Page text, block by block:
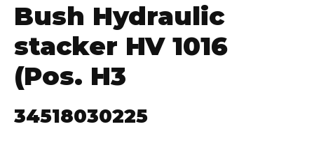
Bush Hydraulic
stacker HV 1016
(Pos. H3
34518030225